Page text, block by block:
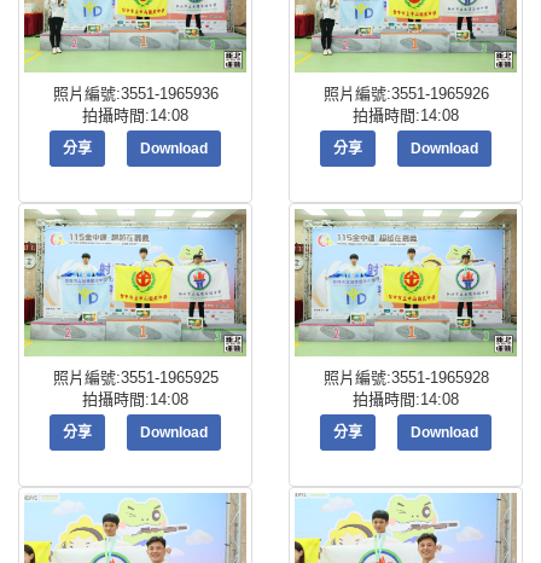
照片編號:3551-1965936
拍攝時間:14:08
分享 Download
照片編號:3551-1965926
拍攝時間:14:08
分享 Download
照片編號:3551-1965925
拍攝時間:14:08
分享 Download
照片編號:3551-1965928
拍攝時間:14:08
分享 Download